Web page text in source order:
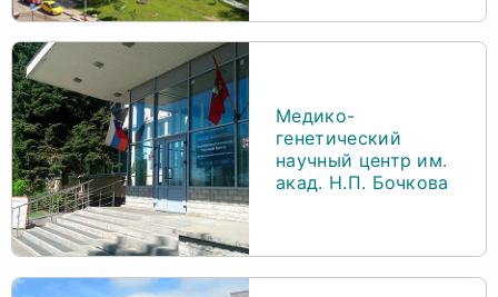
Медико-
генетический
научный центр им.
акад. Н.П. Бочкова